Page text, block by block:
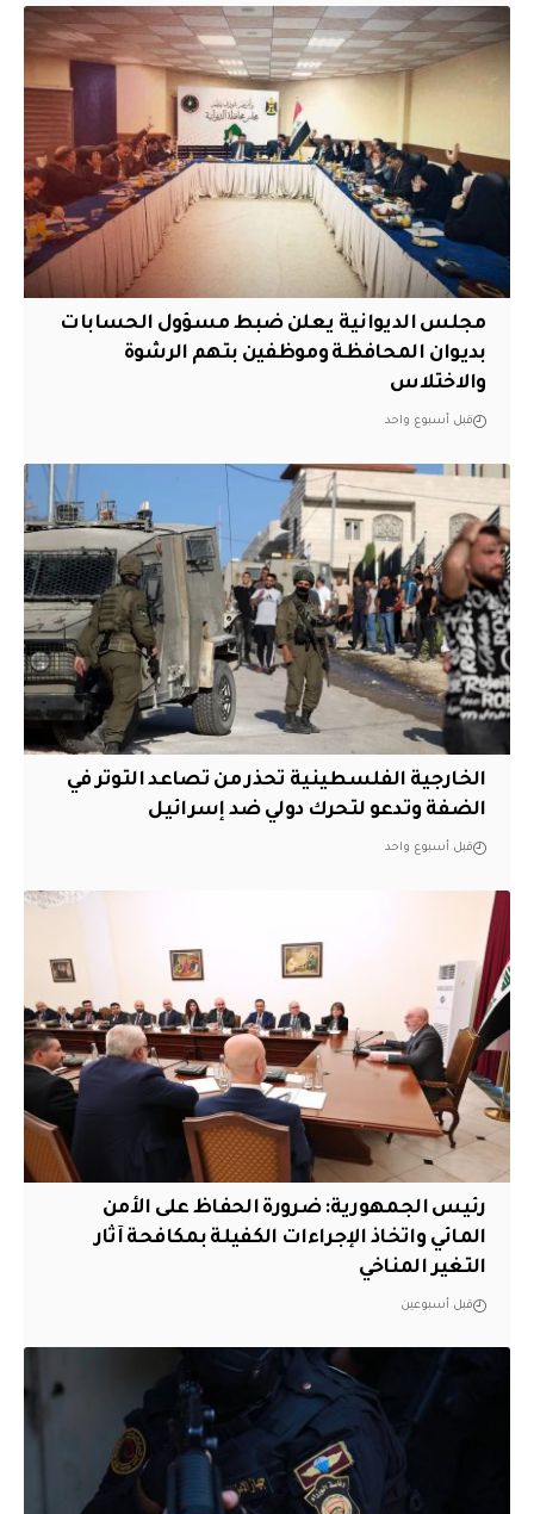
مجلس الديوانية يعلن ضبط مسؤول الحسابات
بديوان المحافظة وموظفين بتهم الرشوة
والاختلاس
قبل أسبوع واحد
الخارجية الفلسطينية تحذر من تصاعد التوتر في
الضفة وتدعو لتحرك دولي ضد إسرائيل
قبل أسبوع واحد
رئيس الجمهورية: ضرورة الحفاظ على الأمن
المائي واتخاذ الإجراءات الكفيلة بمكافحة آثار
التغير المناخي
قبل أسبوعين